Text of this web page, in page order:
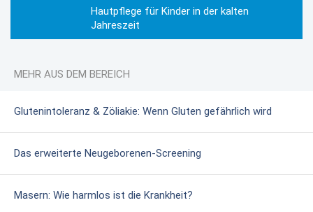
Hautpflege für Kinder in der kalten
Jahreszeit
MEHR AUS DEM BEREICH
Glutenintoleranz & Zöliakie: Wenn Gluten gefährlich wird
Das erweiterte Neugeborenen-Screening
Masern: Wie harmlos ist die Krankheit?